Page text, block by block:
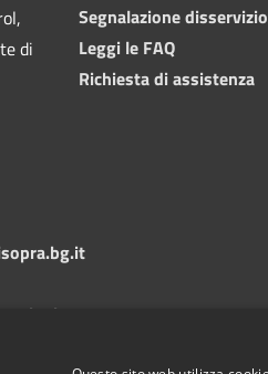
di
Segnalazione disservizio
Leggi le FAQ
Richiesta di assistenza